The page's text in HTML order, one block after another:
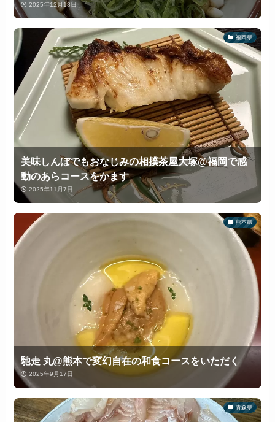
2025年12月18日
福岡県
美味しんぼでもおなじみの相撲茶屋大塚@福岡で感
動のあらコースをかます
2025年11月7日
熊本県
馳走 丸@熊本で変幻自在の和食コースをいただく
2025年9月17日
青森県